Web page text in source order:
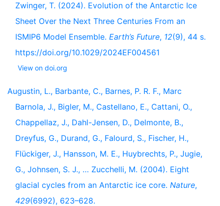
Zwinger, T. (2024). Evolution of the Antarctic Ice
Sheet Over the Next Three Centuries From an
ISMIP6 Model Ensemble. Earth’s Future, 12(9), 44 s.
https://doi.org/10.1029/2024EF004561
View on doi.org
Augustin, L., Barbante, C., Barnes, P. R. F., Marc
Barnola, J., Bigler, M., Castellano, E., Cattani, O.,
Chappellaz, J., Dahl-Jensen, D., Delmonte, B.,
Dreyfus, G., Durand, G., Falourd, S., Fischer, H.,
Flückiger, J., Hansson, M. E., Huybrechts, P., Jugie,
G., Johnsen, S. J., … Zucchelli, M. (2004). Eight
glacial cycles from an Antarctic ice core. Nature,
429(6992), 623–628.